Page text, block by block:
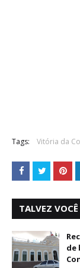
Tags: Vitória da
TALVEZ
de